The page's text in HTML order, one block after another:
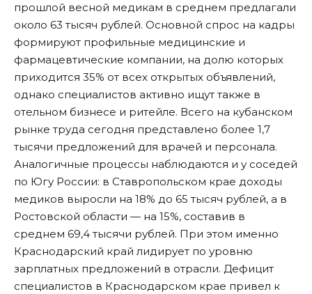
прошлой весной медикам в среднем предлагали
около 63 тысяч рублей. Основной спрос на кадры
формируют профильные медицинские и
фармацевтические компании, на долю которых
приходится 35% от всех открытых объявлений,
однако специалистов активно ищут также в
отельном бизнесе и ритейле. Всего на кубанском
рынке труда сегодня представлено более 1,7
тысячи предложений для врачей и персонала.
Аналогичные процессы наблюдаются и у соседей
по Югу России: в Ставропольском крае доходы
медиков выросли на 18% до 65 тысяч рублей, а в
Ростовской области — на 15%, составив в
среднем 69,4 тысячи рублей. При этом именно
Краснодарский край лидирует по уровню
зарплатных предложений в отрасли. Дефицит
специалистов в Краснодарском крае привел к